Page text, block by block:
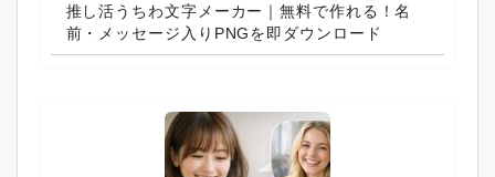
推し活うちわ文字メーカー｜無料で作れる！名
前・メッセージ入りPNGを即ダウンロード